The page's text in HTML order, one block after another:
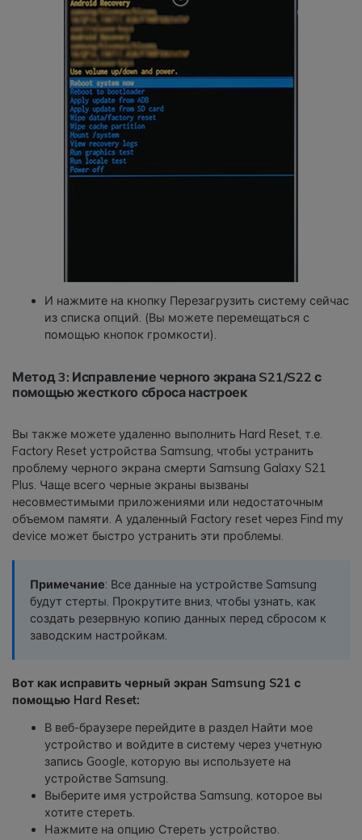
И нажмите на кнопку Перезагрузить систему сейчас
из списка опций. (Вы можете перемещаться с
помощью кнопок громкости).
Метод 3: Исправление черного экрана S21/S22 с
помощью жесткого сброса настроек
Вы также можете удаленно выполнить Hard Reset, т.е.
Factory Reset устройства Samsung, чтобы устранить
проблему черного экрана смерти Samsung Galaxy S21
Plus. Чаще всего черные экраны вызваны
несовместимыми приложениями или недостаточным
объемом памяти. А удаленный Factory reset через Find my
device может быстро устранить эти проблемы.
Примечание: Все данные на устройстве Samsung
будут стерты. Прокрутите вниз, чтобы узнать, как
создать резервную копию данных перед сбросом к
заводским настройкам.
Вот как исправить черный экран Samsung S21 с
помощью Hard Reset:
В веб-браузере перейдите в раздел Найти мое
устройство и войдите в систему через учетную
запись Google, которую вы используете на
устройстве Samsung.
Выберите имя устройства Samsung, которое вы
хотите стереть.
Нажмите на опцию Стереть устройство.